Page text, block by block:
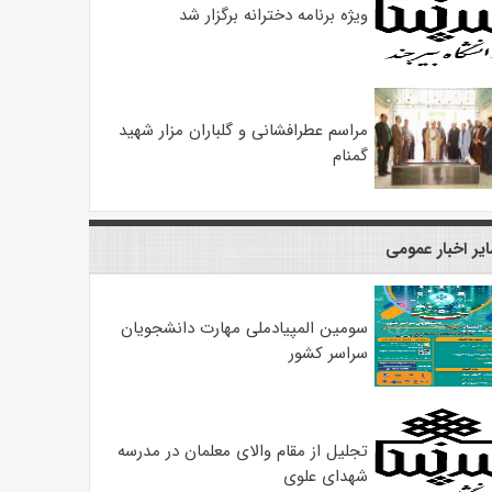
ویژه برنامه دخترانه برگزار شد
مراسم عطرافشانی و گلباران مزار شهید
گمنام
اخبار عمومی
سومین المپیادملی مهارت دانشجویان
سراسر کشور
تجلیل از مقام والای معلمان در مدرسه
شهدای علوی